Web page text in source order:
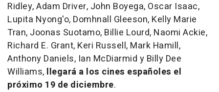
Ridley, Adam Driver, John Boyega, Oscar Isaac,
Lupita Nyong'o, Domhnall Gleeson, Kelly Marie
Tran, Joonas Suotamo, Billie Lourd, Naomi Ackie,
Richard E. Grant, Keri Russell, Mark Hamill,
Anthony Daniels, Ian McDiarmid y Billy Dee
Williams, llegará a los cines españoles el
próximo 19 de diciembre.